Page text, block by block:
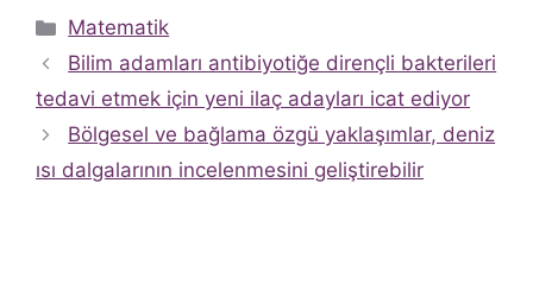
Kategoriler
Matematik
Bilim adamları antibiyotiğe dirençli bakterileri
tedavi etmek için yeni ilaç adayları icat ediyor
Bölgesel ve bağlama özgü yaklaşımlar, deniz
ısı dalgalarının incelenmesini geliştirebilir